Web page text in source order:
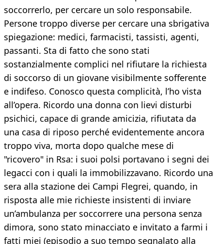
soccorrerlo, per cercare un solo responsabile.
Persone troppo diverse per cercare una sbrigativa
spiegazione: medici, farmacisti, tassisti, agenti,
passanti. Sta di fatto che sono stati
sostanzialmente complici nel rifiutare la richiesta
di soccorso di un giovane visibilmente sofferente
e indifeso. Conosco questa complicità, l’ho vista
all’opera. Ricordo una donna con lievi disturbi
psichici, capace di grande amicizia, rifiutata da
una casa di riposo perché evidentemente ancora
troppo viva, morta dopo qualche mese di
"ricovero" in Rsa: i suoi polsi portavano i segni dei
legacci con i quali la immobilizzavano. Ricordo una
sera alla stazione dei Campi Flegrei, quando, in
risposta alle mie richieste insistenti di inviare
un’ambulanza per soccorrere una persona senza
dimora, sono stato minacciato e invitato a farmi i
fatti miei (episodio a suo tempo segnalato alla